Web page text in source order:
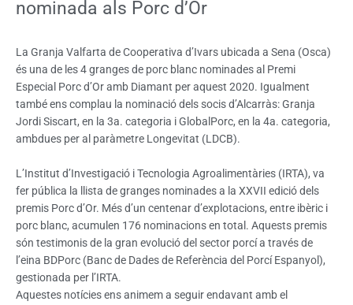
nominada als Porc d’Or
La Granja Valfarta de Cooperativa d’Ivars ubicada a Sena (Osca)
és una de les 4 granges de porc blanc nominades al Premi
Especial Porc d’Or amb Diamant per aquest 2020. Igualment
també ens complau la nominació dels socis d’Alcarràs: Granja
Jordi Siscart, en la 3a. categoria i GlobalPorc, en la 4a. categoria,
ambdues per al paràmetre Longevitat (LDCB).
L’Institut d’Investigació i Tecnologia Agroalimentàries (IRTA), va
fer pública la llista de granges nominades a la XXVII edició dels
premis Porc d’Or. Més d’un centenar d’explotacions, entre ibèric i
porc blanc, acumulen 176 nominacions en total. Aquests premis
són testimonis de la gran evolució del sector porcí a través de
l’eina BDPorc (Banc de Dades de Referència del Porcí Espanyol),
gestionada per l’IRTA.
Aquestes notícies ens animem a seguir endavant amb el